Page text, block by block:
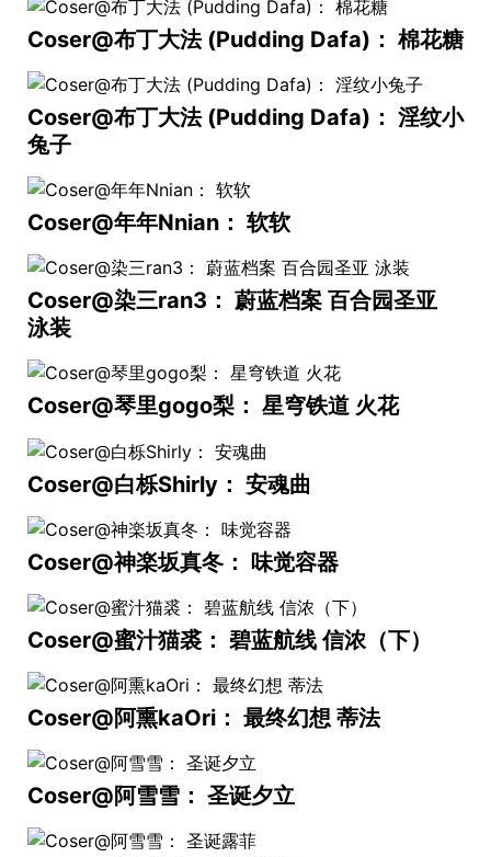
Coser@布丁大法 (Pudding Dafa)： 棉花糖
Coser@布丁大法 (Pudding Dafa)： 淫纹小
兔子
Coser@年年Nnian： 软软
Coser@染三ran3： 蔚蓝档案 百合园圣亚
泳装
Coser@琴里gogo梨： 星穹铁道 火花
Coser@白栎Shirly： 安魂曲
Coser@神楽坂真冬： 味觉容器
Coser@蜜汁猫裘： 碧蓝航线 信浓（下）
Coser@阿熏kaOri： 最终幻想 蒂法
Coser@阿雪雪： 圣诞夕立